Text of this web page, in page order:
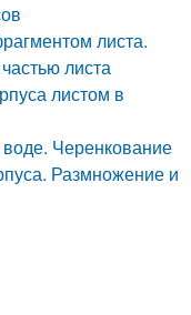
листа.
листа
листом в
Черенкование
Размножение и